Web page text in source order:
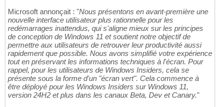
Microsoft annonçait : "Nous présentons en avant-première une
nouvelle interface utilisateur plus rationnelle pour les
redémarrages inattendus, qui s'aligne mieux sur les principes
de conception de Windows 11 et soutient notre objectif de
permettre aux utilisateurs de retrouver leur productivité aussi
rapidement que possible. Nous avons simplifié votre expérience
tout en préservant les informations techniques à l'écran. Pour
rappel, pour les utilisateurs de Windows Insiders, cela se
présente sous la forme d'un "écran vert". Cela commence à
être déployé pour les Windows Insiders sur Windows 11,
version 24H2 et plus dans les canaux Beta, Dev et Canary."